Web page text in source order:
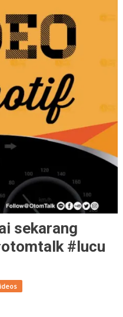
sekarang
#lucu